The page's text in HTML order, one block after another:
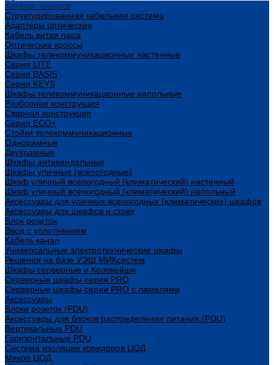
Каталог товаров
Структурированная кабельная система
Адаптеры оптические
Кабель витая пара
Оптические кроссы
Шкафы телекоммуникационные настенные
Cерия LITE
Cерия BASIS
Cерия KEYS
Шкафы телекоммуникационные напольные
Разборная конструкция
Сварная конструкция
Серия ECO+
Стойки телекоммуникационные
Однорамные
Двухрамные
Шкафы антивандальные
Шкафы уличные (всепогодные)
Шкаф уличный всепогодный (климатический) настенный
Шкаф уличный всепогодный (климатический) напольный
Аксессуары для уличных всепогодных (климатических) шкафов
Аксессуары для шкафов и стоек
Блок розеток
Ввод с уплотнением
Кабель канал
Универсальные электротехнические шкафы
Решения на базе УЭШ МИКсистем
Шкафы серверные и Колокейшн
Серверные шкафы серия PRO
Серверные шкафы серии PRO с ламелями
Аксессуары
Блоки розеток (PDU)
Аксессуары для блоков распределения питания (PDU)
Вертикальные PDU
Горизонтальные PDU
Система изоляции коридоров ЦОД
Микро ЦОД